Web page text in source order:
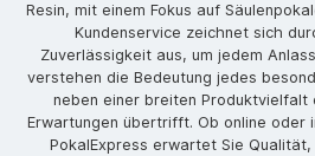
Resin, mit einem Fokus auf
Kundenservice zeichnet sich
Zuverlässigkeit aus, um jedem
verstehen die Bedeutung jedes
neben einer breiten Produktvielfalt
Erwartungen übertrifft. Ob online oder
PokalExpress erwartet Sie